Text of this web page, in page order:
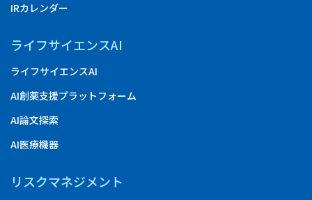
IRカレンダー
ライフサイエンスAI
ライフサイエンスAI
AI創薬支援プラットフォーム
AI論文探索
AI医療機器
リスクマネジメント